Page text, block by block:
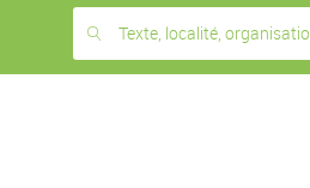
Texte, localité,